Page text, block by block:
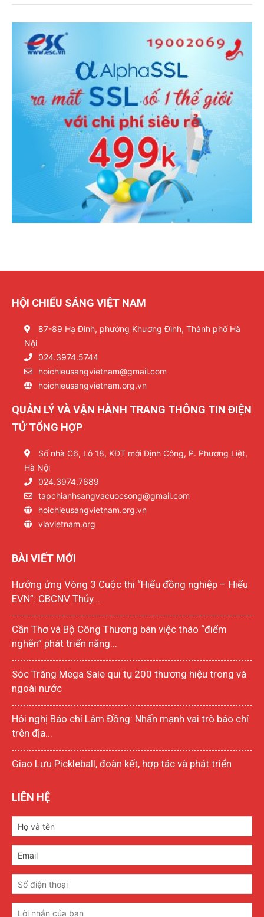
HỘI CHIẾU SÁNG VIỆT NAM
87-89 Hạ Đình, phường Khương Đình, Thành phố Hà
Nội
024.3974.5744
hoichieusangvietnam@gmail.com
hoichieusangvietnam.org.vn
QUẢN LÝ VÀ VẬN HÀNH TRANG THÔNG TIN ĐIỆN
TỬ TỔNG HỢP
Số nhà C6, Lô 18, KĐT mới Định Công, P. Phương Liệt,
Hà Nội
024.3974.7689
tapchianhsangvacuocsong@gmail.com
hoichieusangvietnam.org.vn
vlavietnam.org
BÀI VIẾT MỚI
Hưởng ứng Vòng 3 Cuộc thi “Hiểu đồng nghiệp – Hiểu
EVN”: CBCNV Thủy...
Cần Thơ và Bộ Công Thương bàn việc tháo “điểm
nghẽn” phát triển năng...
Sóc Trăng Mega Sale qui tụ 200 thương hiệu trong và
ngoài nước
Hôi nghị Báo chí Lâm Đồng: Nhấn mạnh vai trò báo chí
trên địa...
Giao Lưu Pickleball, đoàn kết, hợp tác và phát triển
LIÊN HỆ